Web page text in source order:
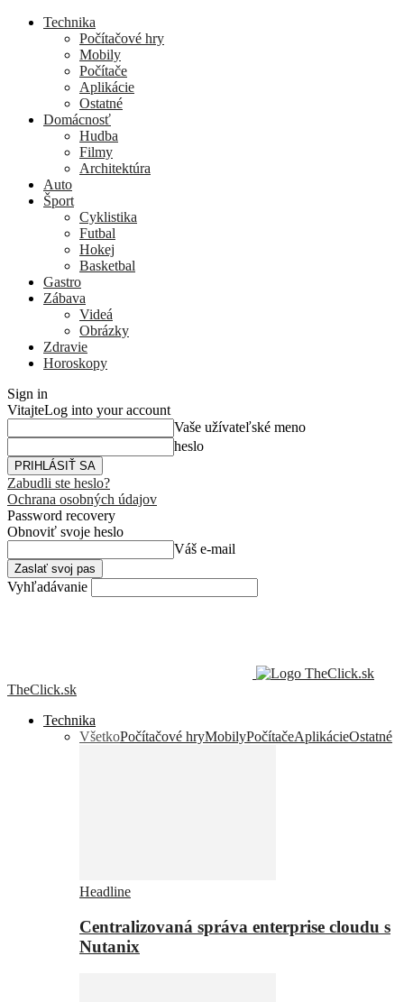
Technika
Počítačové hry
Mobily
Počítače
Aplikácie
Ostatné
Domácnosť
Hudba
Filmy
Architektúra
Auto
Šport
Cyklistika
Futbal
Hokej
Basketbal
Gastro
Zábava
Videá
Obrázky
Zdravie
Horoskopy
Sign in
VitajteLog into your account
Vaše užívateľské meno
heslo
Zabudli ste heslo?
Ochrana osobných údajov
Password recovery
Obnoviť svoje heslo
Váš e-mail
Vyhľadávanie
TheClick.sk
Technika
VšetkoPočítačové hryMobilyPočítačeAplikácieOstatné
Headline
Centralizovaná správa enterprise cloudu s
Nutanix